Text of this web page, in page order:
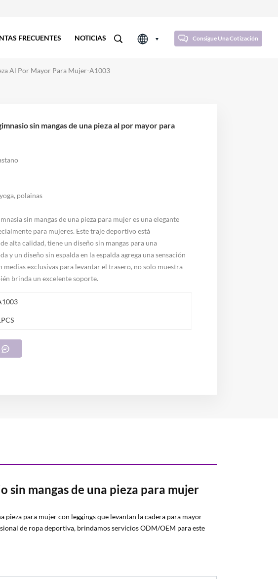
Consigue Una Cotización
FRECUENTES NOTICIAS
Al Por Mayor Para Mujer-A1003
polainas
sin mangas de una pieza para mujer es una elegante
para mujeres. Este traje deportivo está
alta calidad, tiene un diseño sin mangas para una
y un diseño sin espalda en la espalda agrega una sensación
medias exclusivas para levantar el trasero, no solo muestra
brinda un excelente soporte.
sin mangas de una pieza para mujer
pieza para mujer con leggings que levantan la cadera para mayor
de ropa deportiva, brindamos servicios ODM/OEM para este